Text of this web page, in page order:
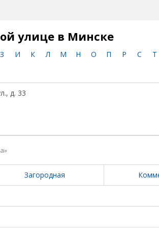
улице в Минске
З И К Л М Н О П Р С Т
д. 33
Загородная